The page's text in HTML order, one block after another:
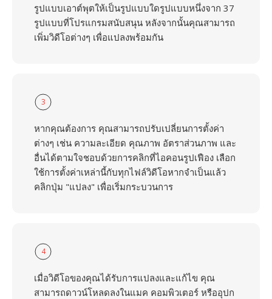
รูปแบบเอาต์พุตให้เป็นรูปแบบใดรูปแบบหนึ่งจาก 37
รูปแบบที่โปรแกรมสนับสนุน หลังจากนั้นคุณสามารถ
เพิ่มวิดีโอต่างๆ เพื่อแปลงพร้อมกัน
3
หากคุณต้องการ คุณสามารถปรับเปลี่ยนการตั้งค่า
ต่างๆ เช่น ความละเอียด คุณภาพ อัตราส่วนภาพ และ
อื่นได้ตามใจชอบด้วยการคลิกที่ไอคอนรูปเฟือง เลือก
ใช้การตั้งค่าเหล่านี้กับทุกไฟล์วิดีโอหากจำเป็นแล้ว
คลิกปุ่ม "แปลง" เพื่อเริ่มกระบวนการ
4
เมื่อวิดีโอของคุณได้รับการแปลงและแก้ไข คุณ
สามารถดาวน์โหลดลงในแมค คอมพิวเตอร์ หรืออุปก